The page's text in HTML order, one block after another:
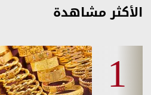
الأكثر مشاهدة